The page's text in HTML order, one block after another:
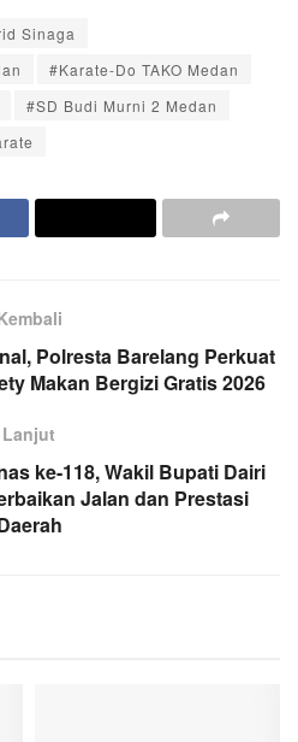
Sinaga
#Karate-Do TAKO Medan
#SD Budi Murni 2 Medan
Polresta Barelang Perkuat
Makan Bergizi Gratis 2026
Lanjut
ke-118, Wakil Bupati Dairi
Jalan dan Prestasi